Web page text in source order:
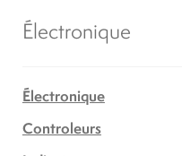
Électronique
Électronique
Controleurs